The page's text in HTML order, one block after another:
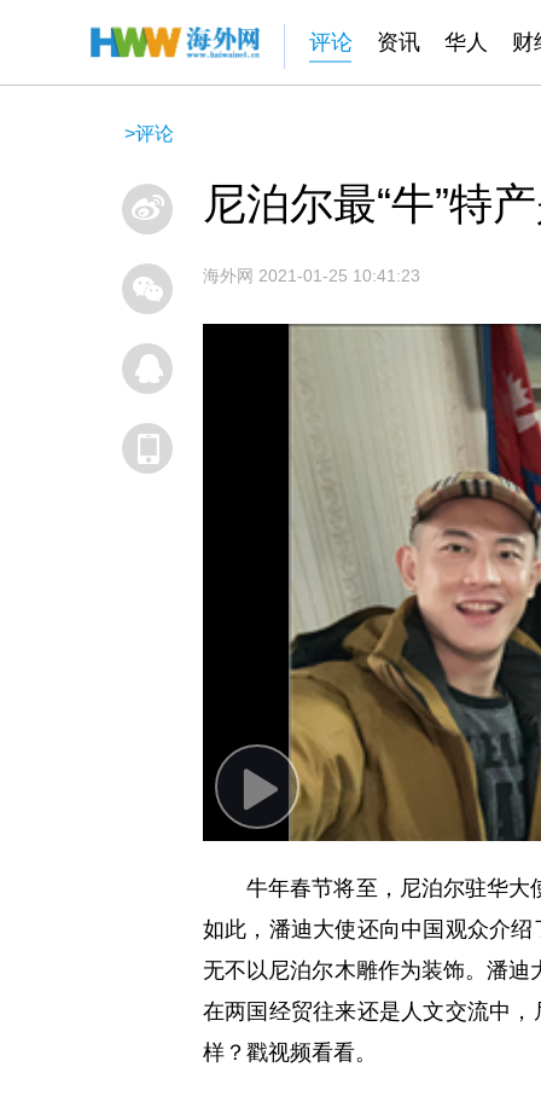
评论 资讯 华人 财
>评论
尼泊尔最“牛”特
海外网 2021-01-25 10:41:23
Play
Video
牛年春节将至，尼泊尔驻华
如此，潘迪大使还向中国观众介
无不以尼泊尔木雕作为装饰。潘
在两国经贸往来还是人文交流中
样？戳视频看看。